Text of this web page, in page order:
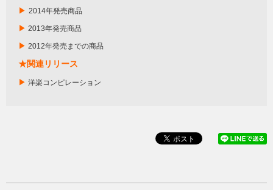
▶ 2014年発売商品
▶ 2013年発売商品
▶ 2012年発売までの商品
★関連リリース
▶ 洋楽コンピレーション